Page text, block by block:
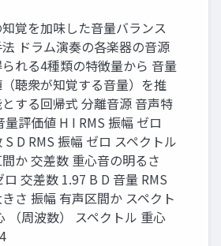
覚を加味した音量バランス
ドラム演奏の各楽器の音源
れる4種類の特徴量から 音量
聴衆が知覚する音量）を推
する回帰式 分離音源 音声特
量評価値 H I RMS 振幅 ゼロ
S D RMS 振幅 ゼロ スペクトル
か 交差数 重心音の明るさ
ロ 交差数 1.97 B D 音量 RMS
さ 振幅 有声区間か スペクト
（周波数） スペクトル 重心